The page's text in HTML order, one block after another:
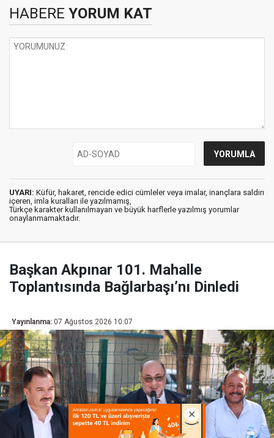
HABERE YORUM KAT
UYARI: Küfür, hakaret, rencide edici cümleler veya imalar, inançlara saldırı
içeren, imla kuralları ile yazılmamış,
Türkçe karakter kullanılmayan ve büyük harflerle yazılmış yorumlar
onaylanmamaktadır.
Başkan Akpınar 101. Mahalle
Toplantısında Bağlarbaşı’nı Dinledi
Yayınlanma: 07 Ağustos 2026 10:07